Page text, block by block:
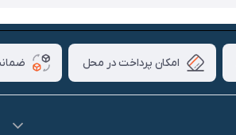
امکان پرداخت در محل